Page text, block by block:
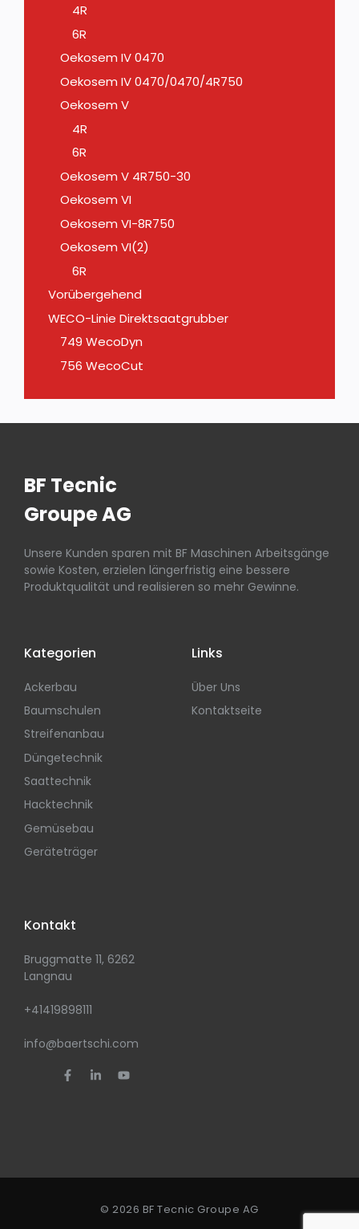
4R
6R
Oekosem IV 0470
Oekosem IV 0470/0470/4R750
Oekosem V
4R
6R
Oekosem V 4R750-30
Oekosem VI
Oekosem VI-8R750
Oekosem VI(2)
6R
Vorübergehend
WECO-Linie Direktsaatgrubber
749 WecoDyn
756 WecoCut
BF Tecnic
Groupe AG
Unsere Kunden sparen mit BF Maschinen Arbeitsgänge
sowie Kosten, erzielen längerfristig eine bessere
Produktqualität und realisieren so mehr Gewinne.
Kategorien
Ackerbau
Baumschulen
Streifenanbau
Düngetechnik
Saattechnik
Hacktechnik
Gemüsebau
Geräteträger
Links
Über Uns
Kontaktseite
Kontakt
Bruggmatte 11, 6262
Langnau
+41419898111
info@baertschi.com
© 2026 BF Tecnic Groupe AG